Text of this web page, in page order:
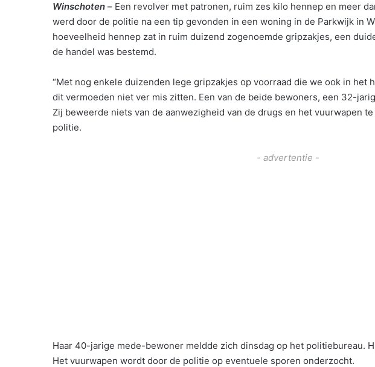
Winschoten – Een revolver met patronen, ruim zes kilo hennep en meer
werd door de politie na een tip gevonden in een woning in de Parkwijk in
hoeveelheid hennep zat in ruim duizend zogenoemde gripzakjes, een
de handel was bestemd.
“Met nog enkele duizenden lege gripzakjes op voorraad die we ook in het
dit vermoeden niet ver mis zitten. Een van de beide bewoners, een 32-
Zij beweerde niets van de aanwezigheid van de drugs en het vuurwapen
politie.
- advertentie -
Haar 40-jarige mede-bewoner meldde zich dinsdag op het politiebureau.
Het vuurwapen wordt door de politie op eventuele sporen onderzocht.